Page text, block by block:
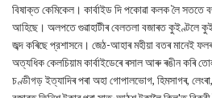
বিষাক্ত কেমিকেল। কার্বাইড দি পকোৱা কলক লৈ সততে
আহিছে। অলপতে গুৱাহাটীৰ বেলতলা বজাৰত কুইণ্টলে
জব্দ কৰিছে প্রশাসনে। জেঠ-আহাৰ মহীয়া বতৰ মানেই
অত্যধিক কেলচিয়াম কার্বাইডেৰে ৰসাল আৰু ৰঙীন কৰি
চণ্ডীগড় ইত্যাদিৰ পৰা অহা গোপালভোগ, হিমসাগৰ,